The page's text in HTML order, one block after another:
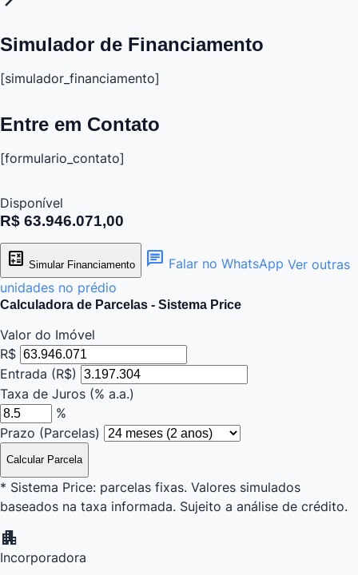
Simulador de Financiamento
[simulador_financiamento]
Entre em Contato
[formulario_contato]
Disponível
R$ 63.946.071,00
calculate Simular Financiamento chat Falar no WhatsApp Ver outras
unidades no prédio
Calculadora de Parcelas - Sistema Price
Valor do Imóvel
R$
Entrada (R$)
Taxa de Juros (% a.a.)
%
Prazo (Parcelas)
Calcular Parcela
* Sistema Price: parcelas fixas. Valores simulados
baseados na taxa informada. Sujeito a análise de crédito.
apartment
Incorporadora